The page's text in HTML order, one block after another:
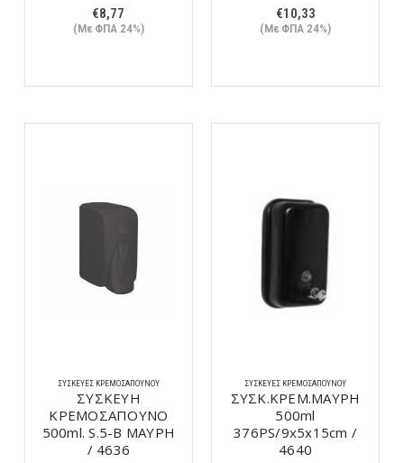
€8,77
(Με ΦΠΑ 24%)
€10,33
(Με ΦΠΑ 24%)
ΣΥΣΚΕΥΈΣ ΚΡΕΜΟΣΆΠΟΥΝΟΥ
ΣΥΣΚΕΥΗ
ΚΡΕΜΟΣΑΠΟΥΝΟ
500ml. S.5-B ΜΑΥΡΗ
/ 4636
ΣΥΣΚΕΥΈΣ ΚΡΕΜΟΣΆΠΟΥΝΟΥ
ΣΥΣΚ.ΚΡΕΜ.ΜΑΥΡH
500ml
376PS/9x5x15cm /
4640